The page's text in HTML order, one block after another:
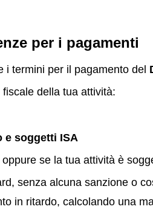
per i pagamenti
i termini per il pagamento del
della tua attività:
e soggetti ISA
se la tua attività è
senza alcuna sanzione o
in ritardo, calcolando una